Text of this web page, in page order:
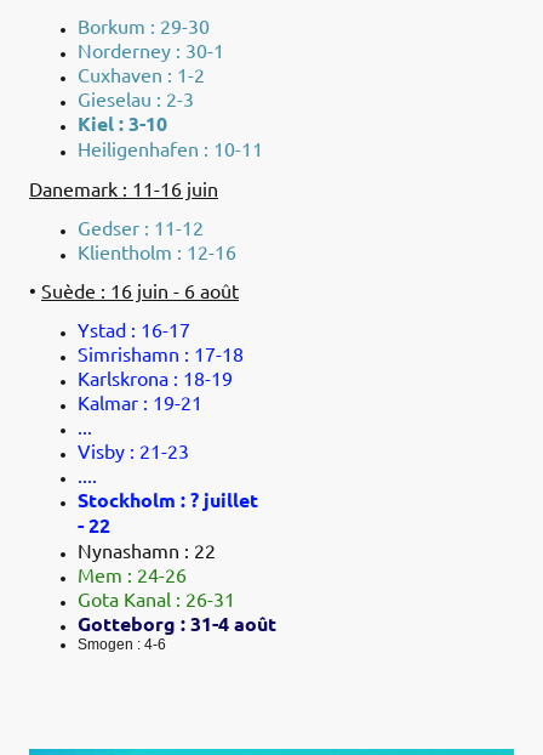
Borkum : 29-30
Norderney : 30-1
Cuxhaven : 1-2
Gieselau : 2-3
Kiel : 3-10
Heiligenhafen : 10-11
Danemark : 11-16 juin
Gedser : 11-12
Klientholm : 12-16
• Suède : 16 juin - 6 août
Ystad : 16-17
Simrishamn : 17-18
Karlskrona : 18-19
Kalmar : 19-21
...
Visby : 21-23
....
Stockholm : ? juillet
- 22
Nynashamn : 22
Mem : 24-26
Gota Kanal : 26-31
Gotteborg : 31-4 août
Smogen : 4-6